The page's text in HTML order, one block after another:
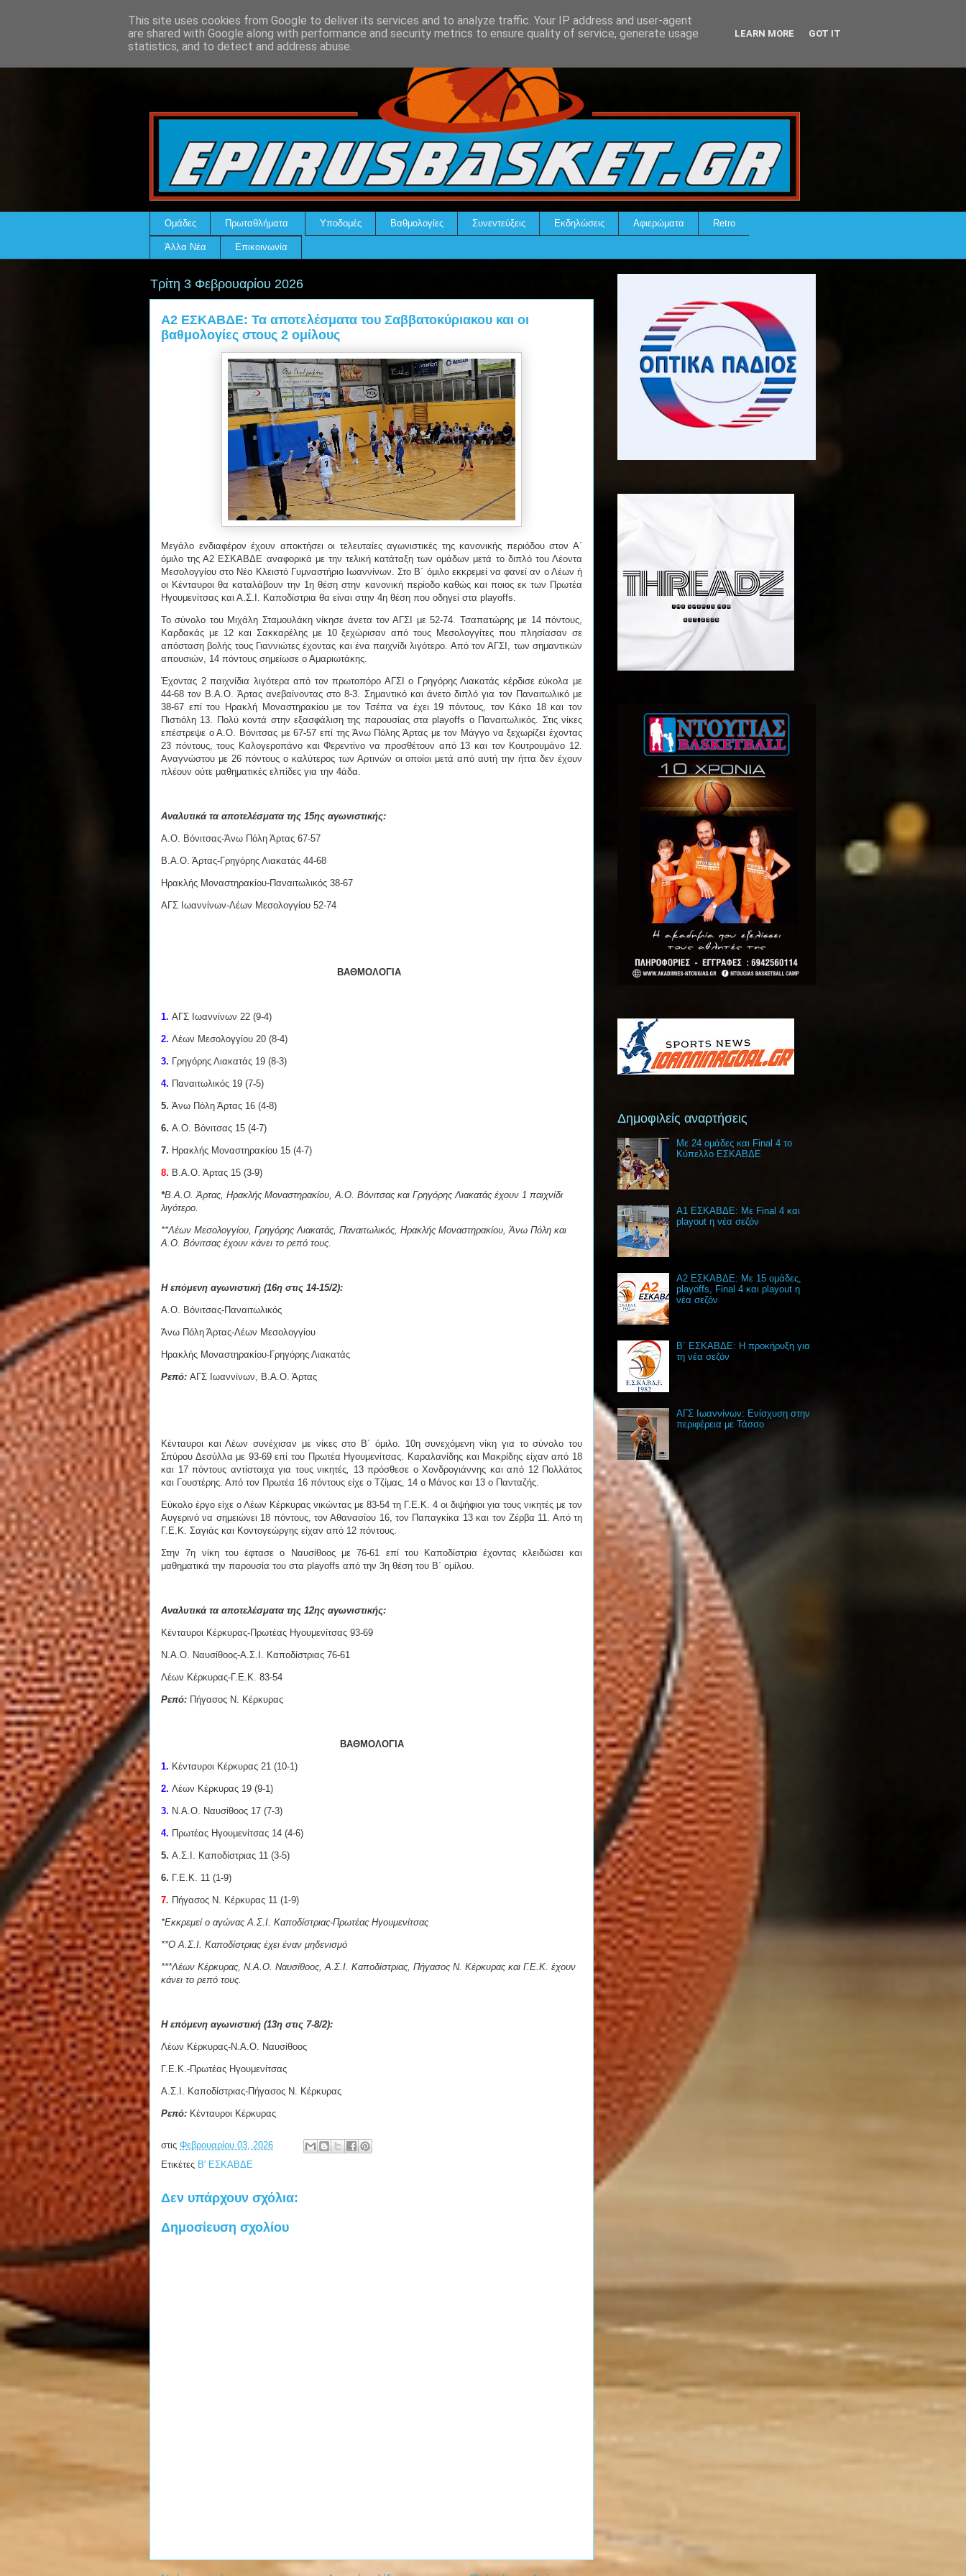
Ομάδες Πρωταθλήματα Υποδομές Βαθμολογίες Συνεντεύξεις Εκδηλώσεις Αφιερώματα Retro
Άλλα Νέα Επικοινωνία
Τρίτη 3 Φεβρουαρίου 2026
Α2 ΕΣΚΑΒΔΕ: Τα αποτελέσματα του Σαββατοκύριακου και οι
βαθμολογίες στους 2 ομίλους
Μεγάλο ενδιαφέρον έχουν αποκτήσει οι τελευταίες αγωνιστικές της κανονικής περιόδου στον Α΄
όμιλο της Α2 ΕΣΚΑΒΔΕ αναφορικά με την τελική κατάταξη των ομάδων μετά το διπλό του Λέοντα
Μεσολογγίου στο Νέο Κλειστό Γυμναστήριο Ιωαννίνων. Στο Β΄ όμιλο εκκρεμεί να φανεί αν ο Λέων ή
οι Κένταυροι θα καταλάβουν την 1η θέση στην κανονική περίοδο καθώς και ποιος εκ των Πρωτέα
Ηγουμενίτσας και Α.Σ.Ι. Καποδίστρια θα είναι στην 4η θέση που οδηγεί στα playoffs.
Το σύνολο του Μιχάλη Σταμουλάκη νίκησε άνετα τον ΑΓΣΙ με 52-74. Τσαπατώρης με 14 πόντους,
Καρδακάς με 12 και Σακκαρέλης με 10 ξεχώρισαν από τους Μεσολογγίτες που πλησίασαν σε
απόσταση βολής τους Γιαννιώτες έχοντας και ένα παιχνίδι λιγότερο. Από τον ΑΓΣΙ, των σημαντικών
απουσιών, 14 πόντους σημείωσε ο Αμαριωτάκης.
Έχοντας 2 παιχνίδια λιγότερα από τον πρωτοπόρο ΑΓΣΙ ο Γρηγόρης Λιακατάς κέρδισε εύκολα με
44-68 τον Β.Α.Ο. Άρτας ανεβαίνοντας στο 8-3. Σημαντικό και άνετο διπλό για τον Παναιτωλικό με
38-67 επί του Ηρακλή Μοναστηρακίου με τον Τσέπα να έχει 19 πόντους, τον Κάκο 18 και τον
Πιστιόλη 13. Πολύ κοντά στην εξασφάλιση της παρουσίας στα playoffs ο Παναιτωλικός. Στις νίκες
επέστρεψε ο Α.Ο. Βόνιτσας με 67-57 επί της Άνω Πόλης Άρτας με τον Μάγγο να ξεχωρίζει έχοντας
23 πόντους, τους Καλογεροπάνο και Φερεντίνο να προσθέτουν από 13 και τον Κουτρουμάνο 12.
Αναγνώστου με 26 πόντους ο καλύτερος των Αρτινών οι οποίοι μετά από αυτή την ήττα δεν έχουν
πλέουν ούτε μαθηματικές ελπίδες για την 4άδα.
Αναλυτικά τα αποτελέσματα της 15ης αγωνιστικής:
Α.Ο. Βόνιτσας-Άνω Πόλη Άρτας 67-57
Β.Α.Ο. Άρτας-Γρηγόρης Λιακατάς 44-68
Ηρακλής Μοναστηρακίου-Παναιτωλικός 38-67
ΑΓΣ Ιωαννίνων-Λέων Μεσολογγίου 52-74
ΒΑΘΜΟΛΟΓΙΑ
1. ΑΓΣ Ιωαννίνων 22 (9-4)
2. Λέων Μεσολογγίου 20 (8-4)
3. Γρηγόρης Λιακατάς 19 (8-3)
4. Παναιτωλικός 19 (7-5)
5. Άνω Πόλη Άρτας 16 (4-8)
6. Α.Ο. Βόνιτσας 15 (4-7)
7. Ηρακλής Μοναστηρακίου 15 (4-7)
8. Β.Α.Ο. Άρτας 15 (3-9)
*Β.Α.Ο. Άρτας, Ηρακλής Μοναστηρακίου, Α.Ο. Βόνιτσας και Γρηγόρης Λιακατάς έχουν 1 παιχνίδι
λιγότερο.
**Λέων Μεσολογγίου, Γρηγόρης Λιακατάς, Παναιτωλικός, Ηρακλής Μοναστηρακίου, Άνω Πόλη και
Α.Ο. Βόνιτσας έχουν κάνει το ρεπό τους.
Η επόμενη αγωνιστική (16η στις 14-15/2):
Α.Ο. Βόνιτσας-Παναιτωλικός
Άνω Πόλη Άρτας-Λέων Μεσολογγίου
Ηρακλής Μοναστηρακίου-Γρηγόρης Λιακατάς
Ρεπό: ΑΓΣ Ιωαννίνων, Β.Α.Ο. Άρτας
Κένταυροι και Λέων συνέχισαν με νίκες στο Β΄ όμιλο. 10η συνεχόμενη νίκη για το σύνολο του
Σπύρου Δεσύλλα με 93-69 επί του Πρωτέα Ηγουμενίτσας. Καραλανίδης και Μακρίδης είχαν από 18
και 17 πόντους αντίστοιχα για τους νικητές, 13 πρόσθεσε ο Χονδρογιάννης και από 12 Πολλάτος
και Γουστέρης. Από τον Πρωτέα 16 πόντους είχε ο Τζίμας, 14 ο Μάνος και 13 ο Πανταζής.
Εύκολο έργο είχε ο Λέων Κέρκυρας νικώντας με 83-54 τη Γ.Ε.Κ. 4 οι διψήφιοι για τους νικητές με τον
Αυγερινό να σημειώνει 18 πόντους, τον Αθανασίου 16, τον Παπαγκίκα 13 και τον Ζέρβα 11. Από τη
Γ.Ε.Κ. Σαγιάς και Κοντογεώργης είχαν από 12 πόντους.
Στην 7η νίκη του έφτασε ο Ναυσίθοος με 76-61 επί του Καποδίστρια έχοντας κλειδώσει και
μαθηματικά την παρουσία του στα playoffs από την 3η θέση του Β΄ ομίλου.
Αναλυτικά τα αποτελέσματα της 12ης αγωνιστικής:
Κένταυροι Κέρκυρας-Πρωτέας Ηγουμενίτσας 93-69
Ν.Α.Ο. Ναυσίθοος-Α.Σ.Ι. Καποδίστριας 76-61
Λέων Κέρκυρας-Γ.Ε.Κ. 83-54
Ρεπό: Πήγασος Ν. Κέρκυρας
ΒΑΘΜΟΛΟΓΙΑ
1. Κένταυροι Κέρκυρας 21 (10-1)
2. Λέων Κέρκυρας 19 (9-1)
3. Ν.Α.Ο. Ναυσίθοος 17 (7-3)
4. Πρωτέας Ηγουμενίτσας 14 (4-6)
5. Α.Σ.Ι. Καποδίστριας 11 (3-5)
6. Γ.Ε.Κ. 11 (1-9)
7. Πήγασος Ν. Κέρκυρας 11 (1-9)
*Εκκρεμεί ο αγώνας Α.Σ.Ι. Καποδίστριας-Πρωτέας Ηγουμενίτσας
**Ο Α.Σ.Ι. Καποδίστριας έχει έναν μηδενισμό
***Λέων Κέρκυρας, Ν.Α.Ο. Ναυσίθοος, Α.Σ.Ι. Καποδίστριας, Πήγασος Ν. Κέρκυρας και Γ.Ε.Κ. έχουν
κάνει το ρεπό τους.
Η επόμενη αγωνιστική (13η στις 7-8/2):
Λέων Κέρκυρας-Ν.Α.Ο. Ναυσίθοος
Γ.Ε.Κ.-Πρωτέας Ηγουμενίτσας
Α.Σ.Ι. Καποδίστριας-Πήγασος Ν. Κέρκυρας
Ρεπό: Κένταυροι Κέρκυρας
στις Φεβρουαρίου 03, 2026
Ετικέτες Β' ΕΣΚΑΒΔΕ
Δεν υπάρχουν σχόλια:
Δημοσίευση σχολίου
Δημοφιλείς αναρτήσεις
Με 24 ομάδες και Final 4 το
Κύπελλο ΕΣΚΑΒΔΕ
Α1 ΕΣΚΑΒΔΕ: Με Final 4 και
playout η νέα σεζόν
Α2 ΕΣΚΑΒΔΕ: Με 15 ομάδες,
playoffs, Final 4 και playout η
νέα σεζόν
Β΄ ΕΣΚΑΒΔΕ: Η προκήρυξη για
τη νέα σεζόν
ΑΓΣ Ιωαννίνων: Ενίσχυση στην
περιφέρεια με Τάσσο
This site uses cookies from Google to deliver its services and to analyze traffic. Your IP address and user-agent
are shared with Google along with performance and security metrics to ensure quality of service, generate usage
statistics, and to detect and address abuse.
LEARN MORE GOT IT